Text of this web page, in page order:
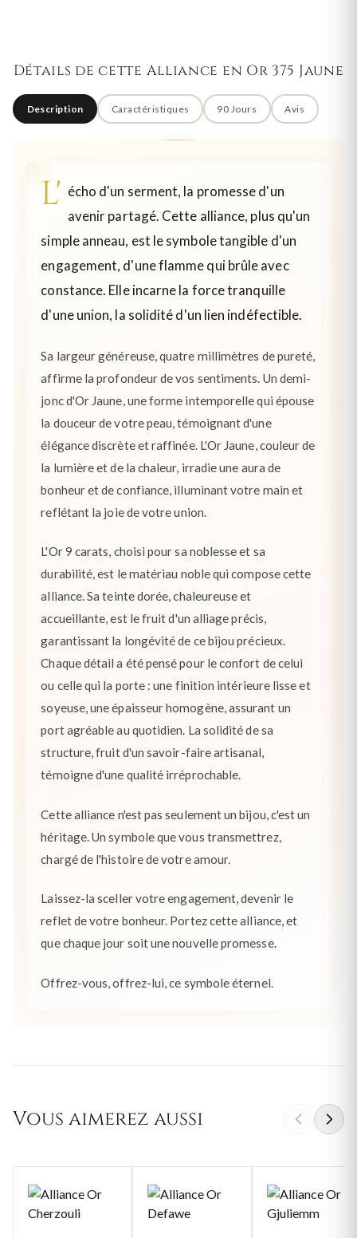
Détails de cette Alliance en Or 375 Jaune
Description Caractéristiques 90 Jours Avis
L' écho d'un serment, la promesse d'un
avenir partagé. Cette alliance, plus qu'un
simple anneau, est le symbole tangible d'un
engagement, d'une flamme qui brûle avec
constance. Elle incarne la force tranquille
d'une union, la solidité d'un lien indéfectible.
Sa largeur généreuse, quatre millimètres de pureté,
affirme la profondeur de vos sentiments. Un demi-
jonc d'Or Jaune, une forme intemporelle qui épouse
la douceur de votre peau, témoignant d'une
élégance discrète et raffinée. L'Or Jaune, couleur de
la lumière et de la chaleur, irradie une aura de
bonheur et de confiance, illuminant votre main et
reflétant la joie de votre union.
L'Or 9 carats, choisi pour sa noblesse et sa
durabilité, est le matériau noble qui compose cette
alliance. Sa teinte dorée, chaleureuse et
accueillante, est le fruit d'un alliage précis,
garantissant la longévité de ce bijou précieux.
Chaque détail a été pensé pour le confort de celui
ou celle qui la porte : une finition intérieure lisse et
soyeuse, une épaisseur homogène, assurant un
port agréable au quotidien. La solidité de sa
structure, fruit d'un savoir-faire artisanal,
témoigne d'une qualité irréprochable.
Cette alliance n'est pas seulement un bijou, c'est un
héritage. Un symbole que vous transmettrez,
chargé de l'histoire de votre amour.
Laissez-la sceller votre engagement, devenir le
reflet de votre bonheur. Portez cette alliance, et
que chaque jour soit une nouvelle promesse.
Offrez-vous, offrez-lui, ce symbole éternel.
Vous aimerez aussi